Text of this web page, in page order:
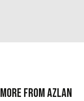
More from Azlan